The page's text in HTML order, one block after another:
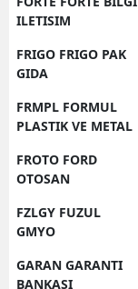
ILETISIM
FRIGO FRIGO PAK
GIDA
FRMPL FORMUL
PLASTIK VE METAL
FROTO FORD
OTOSAN
FZLGY FUZUL
GMYO
GARAN GARANTI
BANKASI